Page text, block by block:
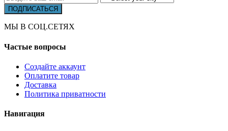
МЫ В СОЦ.СЕТЯХ
Частые вопросы
Создайте аккаунт
Оплатите товар
Доставка
Политика приватности
Навигация